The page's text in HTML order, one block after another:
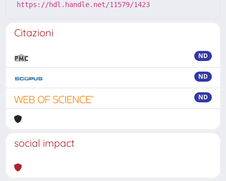
https://hdl.handle.net/11579/1423
Citazioni
ND
ND
ND
social impact